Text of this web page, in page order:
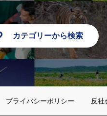
カテゴリーから検索
プライバシーポリシー 反社